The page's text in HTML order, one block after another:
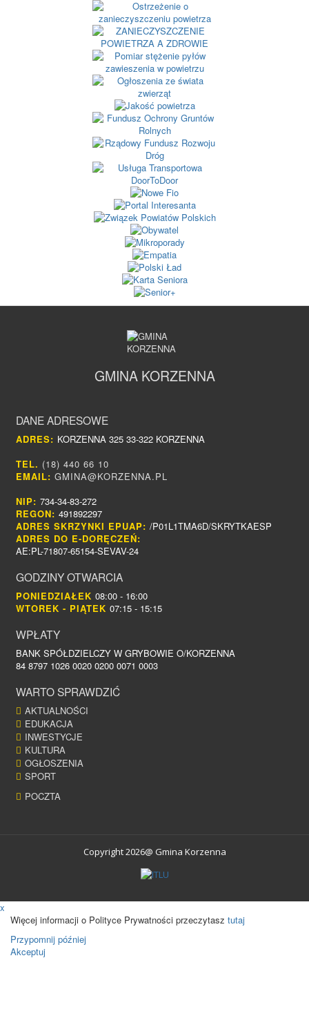
GMINA KORZENNA
DANE ADRESOWE
ADRES: KORZENNA 325 33-322 KORZENNA
TEL. (18) 440 66 10
EMAIL: GMINA@KORZENNA.PL
NIP: 734-34-83-272
REGON: 491892297
ADRES SKRZYNKI EPUAP: /P01L1TMA6D/SKRYTKAESP
ADRES DO E-DORĘCZEŃ:
AE:PL-71807-65154-SEVAV-24
GODZINY OTWARCIA
PONIEDZIAŁEK 08:00 - 16:00
WTOREK - PIĄTEK 07:15 - 15:15
WPŁATY
BANK SPÓŁDZIELCZY W GRYBOWIE O/KORZENNA
84 8797 1026 0020 0200 0071 0003
WARTO SPRAWDZIĆ
AKTUALNOŚCI
EDUKACJA
INWESTYCJE
KULTURA
OGŁOSZENIA
SPORT
POCZTA
Copyright 2026@ Gmina Korzenna
x
Więcej informacji o Polityce Prywatności przeczytasz tutaj
Przypomnij później
Akceptuj